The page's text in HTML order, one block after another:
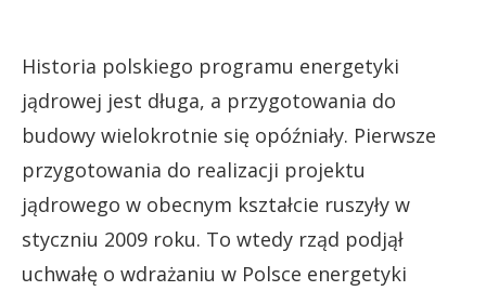
Historia polskiego programu energetyki
jądrowej jest długa, a przygotowania do
budowy wielokrotnie się opóźniały. Pierwsze
przygotowania do realizacji projektu
jądrowego w obecnym kształcie ruszyły w
styczniu 2009 roku. To wtedy rząd podjął
uchwałę o wdrażaniu w Polsce energetyki